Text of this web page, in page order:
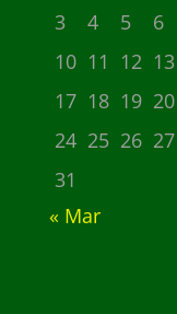
3
4 5 6
10 11 12 13
17 18 19 20
24 25 26 27
31
« Mar